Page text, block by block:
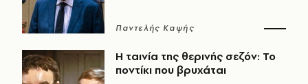
Παντελής Καψής
Η ταινία της θερινής σεζόν: Το
ποντίκι που βρυχάται